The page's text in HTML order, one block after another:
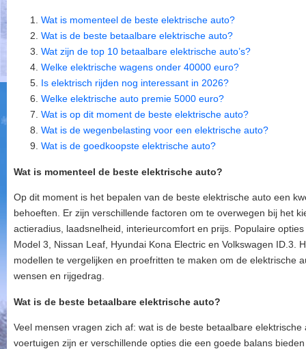
Wat is momenteel de beste elektrische auto?
Wat is de beste betaalbare elektrische auto?
Wat zijn de top 10 betaalbare elektrische auto’s?
Welke elektrische wagens onder 40000 euro?
Is elektrisch rijden nog interessant in 2026?
Welke elektrische auto premie 5000 euro?
Wat is op dit moment de beste elektrische auto?
Wat is de wegenbelasting voor een elektrische auto?
Wat is de goedkoopste elektrische auto?
Wat is momenteel de beste elektrische auto?
Op dit moment is het bepalen van de beste elektrische auto een
behoeften. Er zijn verschillende factoren om te overwegen bij het
actieradius, laadsnelheid, interieurcomfort en prijs. Populaire
Model 3, Nissan Leaf, Hyundai Kona Electric en Volkswagen ID.3.
modellen te vergelijken en proefritten te maken om de elektrische
wensen en rijgedrag.
Wat is de beste betaalbare elektrische auto?
Veel mensen vragen zich af: wat is de beste betaalbare
voertuigen zijn er verschillende opties die een goede balans